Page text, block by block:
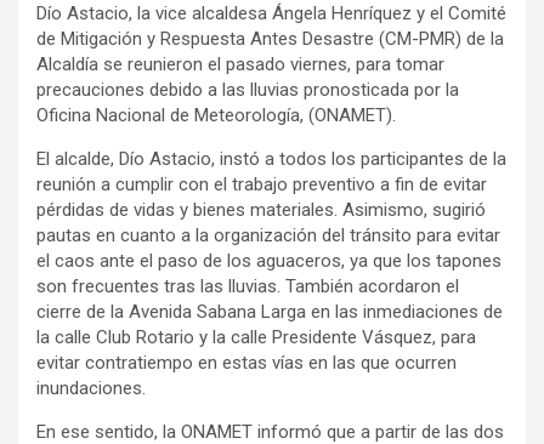
Dío Astacio, la vice alcaldesa Ángela Henríquez y el Comité
de Mitigación y Respuesta Antes Desastre (CM-PMR) de la
Alcaldía se reunieron el pasado viernes, para tomar
precauciones debido a las lluvias pronosticada por la
Oficina Nacional de Meteorología, (ONAMET).
El alcalde, Dío Astacio, instó a todos los participantes de la
reunión a cumplir con el trabajo preventivo a fin de evitar
pérdidas de vidas y bienes materiales. Asimismo, sugirió
pautas en cuanto a la organización del tránsito para evitar
el caos ante el paso de los aguaceros, ya que los tapones
son frecuentes tras las lluvias. También acordaron el
cierre de la Avenida Sabana Larga en las inmediaciones de
la calle Club Rotario y la calle Presidente Vásquez, para
evitar contratiempo en estas vías en las que ocurren
inundaciones.
En ese sentido, la ONAMET informó que a partir de las dos